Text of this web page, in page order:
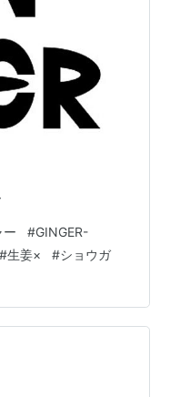
ー #GINGER-
#生姜× #ショウガ